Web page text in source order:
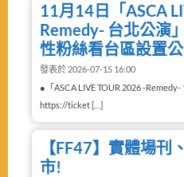
11月14日「ASCA
Remedy- 台北公演
性粉絲看台區設置公
發表於 2026-07-15 16:00
●「ASCA LIVE TOUR 2026 -
https://ticket […]
【FF47】實體場刊
市!